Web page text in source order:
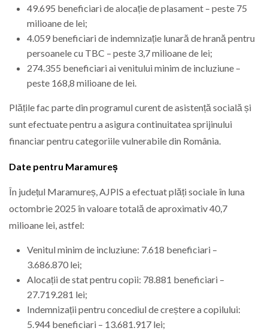
49.695 beneficiari de alocație de plasament – peste 75
milioane de lei;
4.059 beneficiari de indemnizație lunară de hrană pentru
persoanele cu TBC – peste 3,7 milioane de lei;
274.355 beneficiari ai venitului minim de incluziune –
peste 168,8 milioane de lei.
Plățile fac parte din programul curent de asistență socială și
sunt efectuate pentru a asigura continuitatea sprijinului
financiar pentru categoriile vulnerabile din România.
Date pentru Maramureș
În județul Maramureș, AJPIS a efectuat plăți sociale în luna
octombrie 2025 în valoare totală de aproximativ 40,7
milioane lei, astfel:
Venitul minim de incluziune: 7.618 beneficiari –
3.686.870 lei;
Alocații de stat pentru copii: 78.881 beneficiari –
27.719.281 lei;
Indemnizații pentru concediul de creștere a copilului:
5.944 beneficiari – 13.681.917 lei;